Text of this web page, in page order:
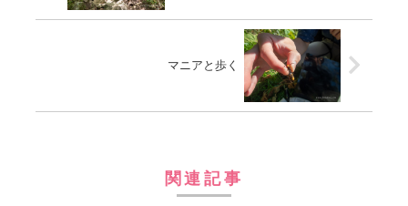
マニアと歩く
関連記事